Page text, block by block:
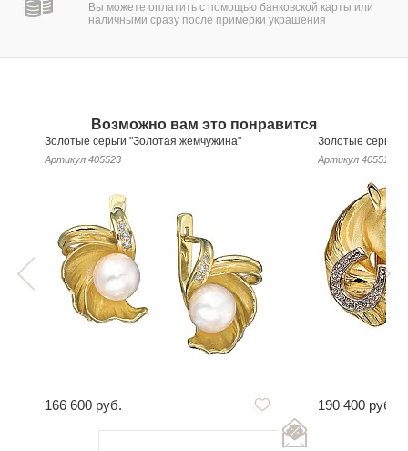
Вы можете оплатить с помощью банковской карты или
наличными сразу после примерки украшения
Возможно вам это понравится
Золотые серьги "Золотая жемчужина"
Артикул 405523
166 600 руб.
Золотые серьги
Артикул 405511
190 400 руб.